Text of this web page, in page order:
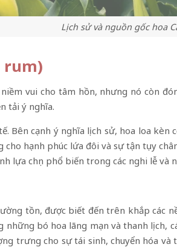
Lịch sử và nguồn gốc hoa
rum)
vui cho tâm hồn, nhưng nó còn
tải ý nghĩa.
Bên cạnh ý nghĩa lịch sử, hoa loa
hạnh phúc lứa đôi và sự tận tụy
lựa chọn phổ biến trong các nghi lễ và
tồn, được biết đến trên khắp các
bó hoa lãng mạn và thanh lịch,
trưng cho sự tái sinh, chuyển hóa